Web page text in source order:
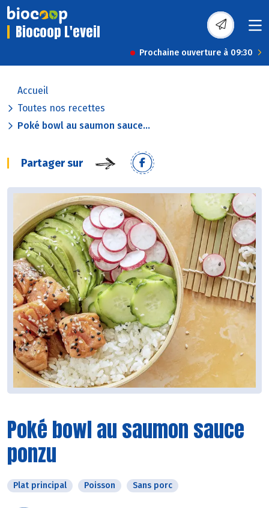
Biocoop L'eveil
Prochaine ouverture à 09:30
Accueil
Toutes nos recettes
Poké bowl au saumon sauce...
Partager sur
Poké bowl au saumon sauce
ponzu
Plat principal Poisson Sans porc